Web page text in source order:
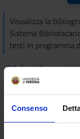
Consenso
Visualizza la
Sistema
testi in programma
Didactic
Classroom lessons
understanding the